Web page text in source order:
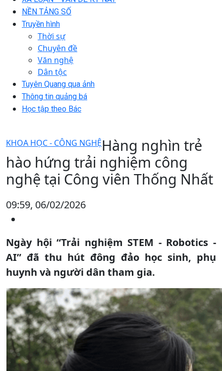
NỀN TẢNG SỐ
Truyền hình
Thời sự
Chuyên đề
Văn nghệ
Dân tộc
Tuyên Quang qua ảnh
Thông tin quảng bá
Học tập theo Bác
KHOA HỌC - CÔNG NGHỆHàng nghìn trẻ
hào hứng trải nghiệm công
nghệ tại Công viên Thống Nhất
09:59, 06/02/2026
Ngày hội “Trải nghiệm STEM - Robotics -
AI” đã thu hút đông đảo học sinh, phụ
huynh và người dân tham gia.